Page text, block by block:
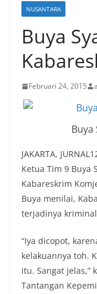
NUSANTARA
Buya
Februari 24, 2015
Buya
JAKARTA,
Ketua Tim 9 Buya
Kabareskrim
Buya menilai,
terjadinya
“Iya dicopot,
kelakuannya toh.
itu. Sangat jelas,”
Tantangan